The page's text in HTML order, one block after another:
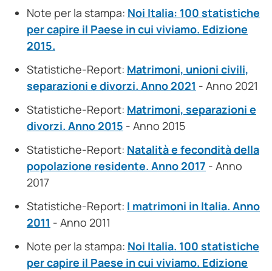
Note per la stampa: Noi Italia: 100 statistiche
per capire il Paese in cui viviamo. Edizione
2015.
Statistiche-Report: Matrimoni, unioni civili,
separazioni e divorzi. Anno 2021 - Anno 2021
Statistiche-Report: Matrimoni, separazioni e
divorzi. Anno 2015 - Anno 2015
Statistiche-Report: Natalità e fecondità della
popolazione residente. Anno 2017 - Anno
2017
Statistiche-Report: I matrimoni in Italia. Anno
2011 - Anno 2011
Note per la stampa: Noi Italia. 100 statistiche
per capire il Paese in cui viviamo. Edizione